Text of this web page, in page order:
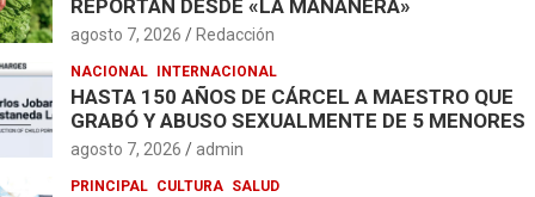
REPORTAN DESDE «LA MAÑANERA»
agosto 7, 2026 Redacción
NACIONAL INTERNACIONAL
HASTA 150 AÑOS DE CÁRCEL A MAESTRO QUE
GRABÓ Y ABUSO SEXUALMENTE DE 5 MENORES
agosto 7, 2026 admin
PRINCIPAL CULTURA SALUD